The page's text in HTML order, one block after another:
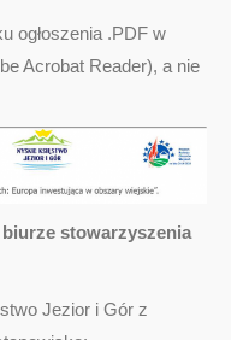
ogłoszenia .PDF w
Acrobat Reader), a nie
stowarzyszenia
Jezior i Gór z